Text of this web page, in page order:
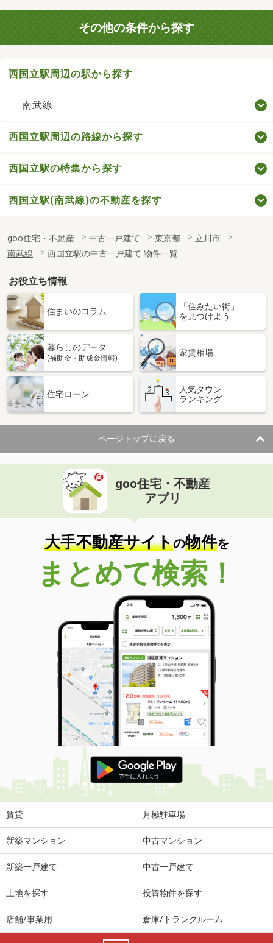
その他の条件から探す
西国立駅周辺の駅から探す
南武線
西国立駅周辺の路線から探す
西国立駅の特集から探す
西国立駅(南武線)の不動産を探す
goo住宅・不動産 中古一戸建て 東京都
立川市
南武線
西国立駅の中古一戸建て 物件一覧
お役立ち情報
住まいのコラム
「住みたい街」
を見つけよう
暮らしのデータ
(補助金・助成金情報)
家賃相場
住宅ローン
人気タウン
ランキング
ページトップに戻る
goo住宅・不動産
アプリ
大手不動産サイトの物件を
まとめて検索！
賃貸 月極駐車場
新築マンション 中古マンション
新築一戸建て 中古一戸建て
土地を探す 投資物件を探す
店舗/事業用 倉庫/トランクルーム